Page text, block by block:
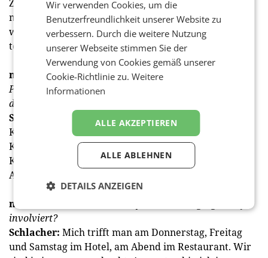
Zeitplan. Ein Eröffnungsdatum gibt es noch keines, da
man ja nie weiß, was auf einer Baustelle passiert. Es
wird eine irre tolle Eventlocation und ein wahnsinnig
tolles Kaffeehaus.
medianet:Weshalb tun Sie sich noch so viele neue
Projekte in einer solchen Zeit an? Sie könnten längst
den Ruhestand in der Karibik genießen …
Schlacher:
Ja, ich könnte in Spanien oder in der
Karibik sitzen. Aber nein, denn ich hab’ zwei kleine
Kinder. Mir macht das ­Arbeiten Spaß, mir macht die
Kreativität unglaublich viel Spaß und vor allem das
Anderssein.
medianet:
involviert?
Schlacher: Mich trifft man am Donnerstag, Freitag
und Samstag im Hotel, am Abend im Restaurant. Wir
Wir verwenden Cookies, um die
Benutzerfreundlichkeit unserer Website zu
verbessern. Durch die weitere Nutzung
unserer Webseite stimmen Sie der
Verwendung von Cookies gemäß unserer
Cookie-Richtlinie zu.Weitere
Informationen
ALLE AKZEPTIEREN
ALLE ABLEHNEN
DETAILS ANZEIGEN